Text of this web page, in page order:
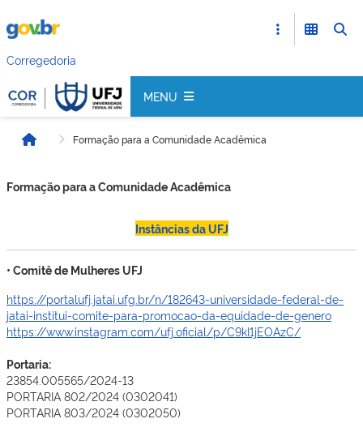
Corregedoria
MENU
Início Formação para a Comunidade Acadêmica
Formação para a Comunidade Acadêmica
Instâncias da UFJ
• Comitê de Mulheres UFJ
https://portalufj.jatai.ufg.br/n/182643-universidade-federal-de-
jatai-institui-comite-para-promocao-da-equidade-de-genero
https://www.instagram.com/ufj.oficial/p/C9kI1jEOAzC/
Portaria:
23854.005565/2024-13
PORTARIA 802/2024 (0302041)
PORTARIA 803/2024 (0302050)